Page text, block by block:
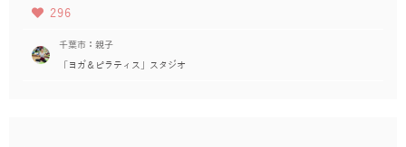
296
千葉市：親子
「ヨガ＆ピラティス」スタジオ